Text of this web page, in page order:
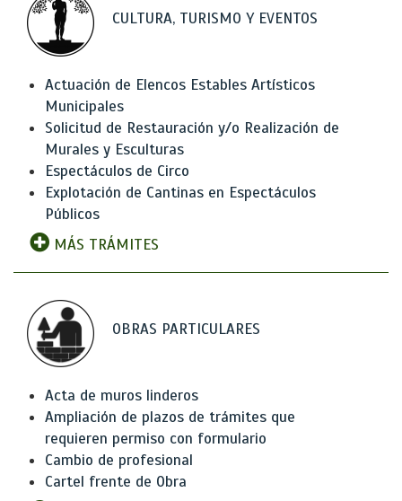
CULTURA, TURISMO Y EVENTOS
Actuación de Elencos Estables Artísticos
Municipales
Solicitud de Restauración y/o Realización de
Murales y Esculturas
Espectáculos de Circo
Explotación de Cantinas en Espectáculos
Públicos
MÁS TRÁMITES
OBRAS PARTICULARES
Acta de muros linderos
Ampliación de plazos de trámites que
requieren permiso con formulario
Cambio de profesional
Cartel frente de Obra